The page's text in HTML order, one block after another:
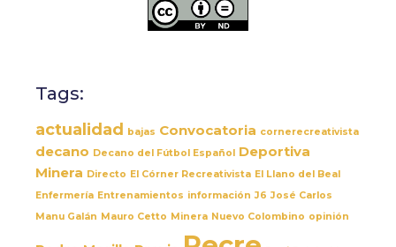
Tags:
actualidad bajas Convocatoria cornerecreativista
decano Decano del Fútbol Español Deportiva
Minera Directo El Córner Recreativista El Llano del Beal
Enfermería Entrenamientos información J6 José Carlos
Manu Galán Mauro Cetto Minera Nuevo Colombino opinión